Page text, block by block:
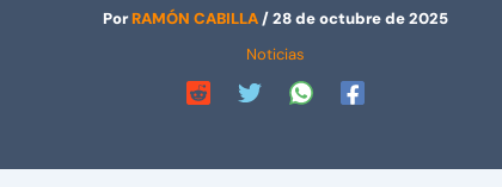
PorRAMÓN CABILLA/28 de octubre de 2025
Noticias